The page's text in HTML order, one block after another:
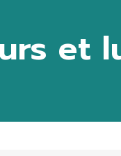
et